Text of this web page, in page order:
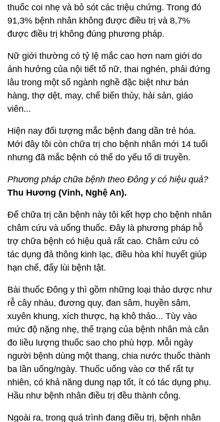
thuốc coi nhẹ và bỏ sót các triệu chứng. Trong đó
91,3% bệnh nhân không được điều trị và 8,7%
được điều trị không đúng phương pháp.
Nữ giới thường có tỷ lệ mắc cao hơn nam giới do
ảnh hưởng của nội tiết tố nữ, thai nghén, phải đứng
lâu trong một số ngành nghề đặc biệt như bán
hàng, thợ dệt, may, chế biến thủy, hải sản, giáo
viên...
Hiện nay đối tượng mắc bệnh đang dần trẻ hóa.
Mới đây tôi còn chữa trị cho bệnh nhân mới 14 tuổi
nhưng đã mắc bệnh có thể do yếu tố di truyền.
Phương pháp chữa bệnh theo Đông y có hiệu quả?
Thu Hương (Vinh, Nghệ An).
Để chữa trị căn bệnh này tôi kết hợp cho bệnh nhân
châm cứu và uống thuốc. Đây là phương pháp hỗ
trợ chữa bệnh có hiệu quả rất cao. Châm cứu có
tác dụng đả thông kinh lạc, điều hòa khí huyết giúp
hạn chế, đẩy lùi bệnh tật.
Bài thuốc Đông y thì gồm những loại thảo dược như
rễ cây nhàu, đương quy, đan sâm, huyền sâm,
xuyên khung, xích thược, hạ khô thảo... Tùy vào
mức độ nặng nhẹ, thể trạng của bệnh nhân mà cân
đo liều lượng thuốc sao cho phù hợp. Mỗi ngày
người bệnh dùng một thang, chia nước thuốc thành
ba lần uống/ngày. Thuốc uống vào cơ thể rất tự
nhiên, có khả năng dung nạp tốt, ít có tác dụng phụ.
Hầu như bệnh nhân điều trị đều thành công.
Ngoài ra, trong quá trình đang điều trị, bệnh nhân